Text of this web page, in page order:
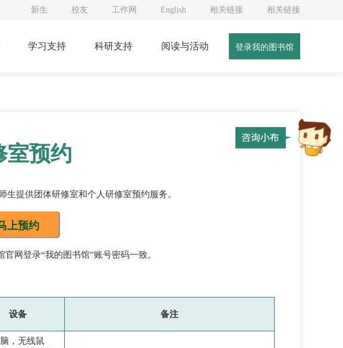
新生 校友 工作网 English 相关链接 相关链接
登录我的图书馆
学习支持 科研支持 阅读与活动
室预约
提供团体研修室和个人研修室预约服务。
上预约
网登录“我的图书馆”账号密码一致。
设备 备注
，无线鼠